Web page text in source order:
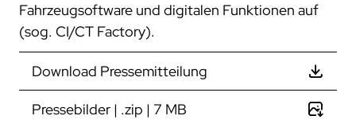
Fahrzeugsoftware und digitalen Funktionen auf
(sog. CI/CT Factory).
Download Pressemitteilung
Pressebilder | .zip | 7 MB